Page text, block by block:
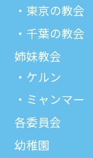
東京の教会
千葉の教会
姉妹教会
ケルン
ミャンマー
各委員会
幼稚園